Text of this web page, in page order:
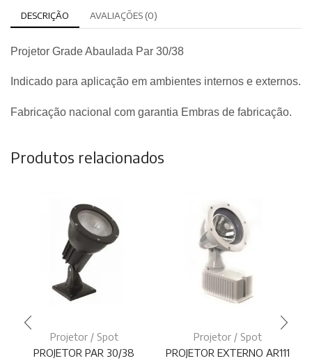
DESCRIÇÃO AVALIAÇÕES (0)
Projetor Grade Abaulada Par 30/38
Indicado para aplicação em ambientes internos e externos.
Fabricação nacional com garantia Embras de fabricação.
Produtos relacionados
Projetor / Spot
PROJETOR PAR 30/38
Projetor / Spot
PROJETOR EXTERNO AR111